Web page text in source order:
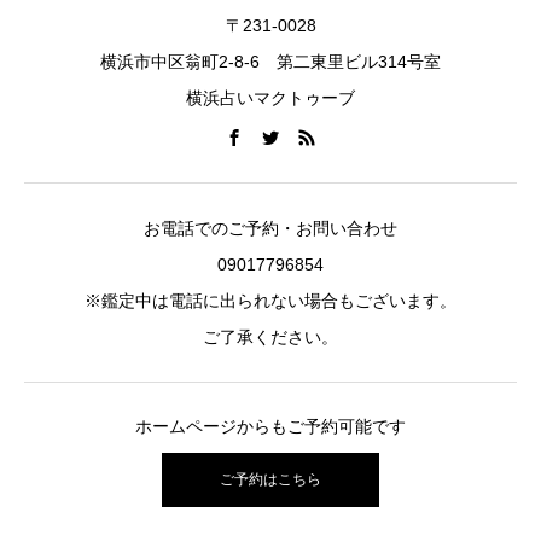
〒231-0028
横浜市中区翁町2-8-6 第二東里ビル314号室
横浜占いマクトゥーブ
お電話でのご予約・お問い合わせ
09017796854
※鑑定中は電話に出られない場合もございます。
ご了承ください。
ホームページからもご予約可能です
ご予約はこちら